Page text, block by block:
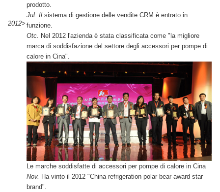
2012>
prodotto.
Jul. Il sistema di gestione delle vendite CRM è entrato in
funzione.
Otc. Nel 2012 l'azienda è stata classificata come "la migliore
marca di soddisfazione del settore degli accessori per pompe di
calore in Cina".
Le marche soddisfatte di accessori per pompe di calore in Cina
Nov. Ha vinto il 2012 "China refrigeration polar bear award star
brand".